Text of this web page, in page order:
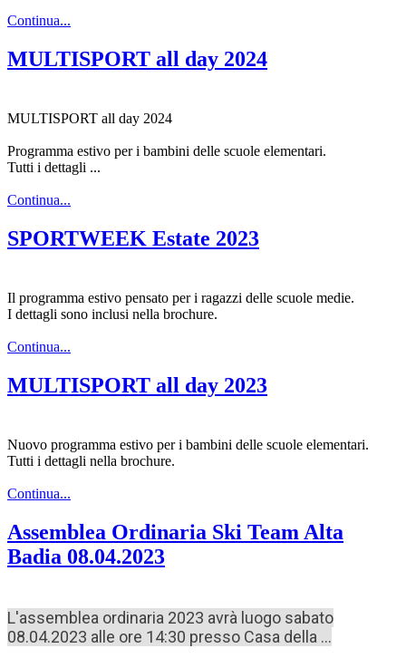
Continua...
MULTISPORT all day 2024
MULTISPORT all day 2024
Programma estivo per i bambini delle scuole elementari.
Tutti i dettagli ...
Continua...
SPORTWEEK Estate 2023
Il programma estivo pensato per i ragazzi delle scuole medie.
I dettagli sono inclusi nella brochure.
Continua...
MULTISPORT all day 2023
Nuovo programma estivo per i bambini delle scuole elementari.
Tutti i dettagli nella brochure.
Continua...
Assemblea Ordinaria Ski Team Alta
Badia 08.04.2023
L'assemblea ordinaria 2023 avrà luogo sabato
08.04.2023 alle ore 14:30 presso Casa della ...